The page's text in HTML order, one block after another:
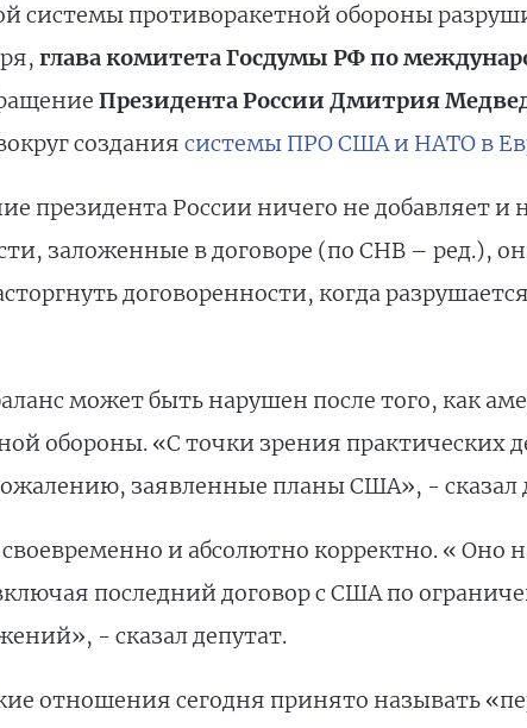
системы противоракетной обороны
глава комитета Госдумы РФ по
Президента России Дмитрия
создания системы ПРО США и НАТО в
президента России ничего не добавляет и
заложенные в договоре (по СНВ – ред.),
договоренности, когда
может быть нарушен после того, как
обороны. «С точки зрения практических
заявленные планы США», - сказал
и абсолютно корректно. « Оно
последний договор с США по
- сказал депутат.
отношения сегодня принято называть